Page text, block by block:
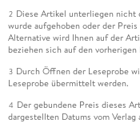
2 Diese Artikel unterliegen nicht
wurde aufgehoben oder der
Alternative wird Ihnen auf der
beziehen sich auf den vorherigen
3 Durch Öffnen der Leseprobe
Leseprobe übermittelt werden.
4 Der gebundene Preis dieses
dargestellten Datums vom Verlag